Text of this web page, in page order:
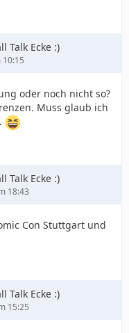
Talk Ecke :)
oder noch nicht so?
Muss glaub ich
Talk Ecke :)
18:43
Con Stuttgart und
Talk Ecke :)
15:25